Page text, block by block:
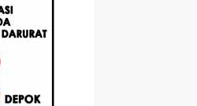
Tahun Ajaran
2026-2027